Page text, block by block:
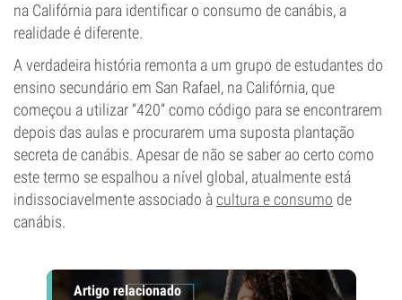
na Califórnia para identificar o consumo de canábis, a
realidade é diferente.
A verdadeira história remonta a um grupo de estudantes do
ensino secundário em San Rafael, na Califórnia, que
começou a utilizar “420” como código para se encontrarem
depois das aulas e procurarem uma suposta plantação
secreta de canábis. Apesar de não se saber ao certo como
este termo se espalhou a nível global, atualmente está
indissociavelmente associado àcultura e consumo de
canábis.
Artigo relacionado